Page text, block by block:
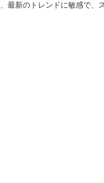
最新のトレンドに敏感で、